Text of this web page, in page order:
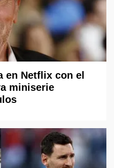
en Netflix con el
miniserie